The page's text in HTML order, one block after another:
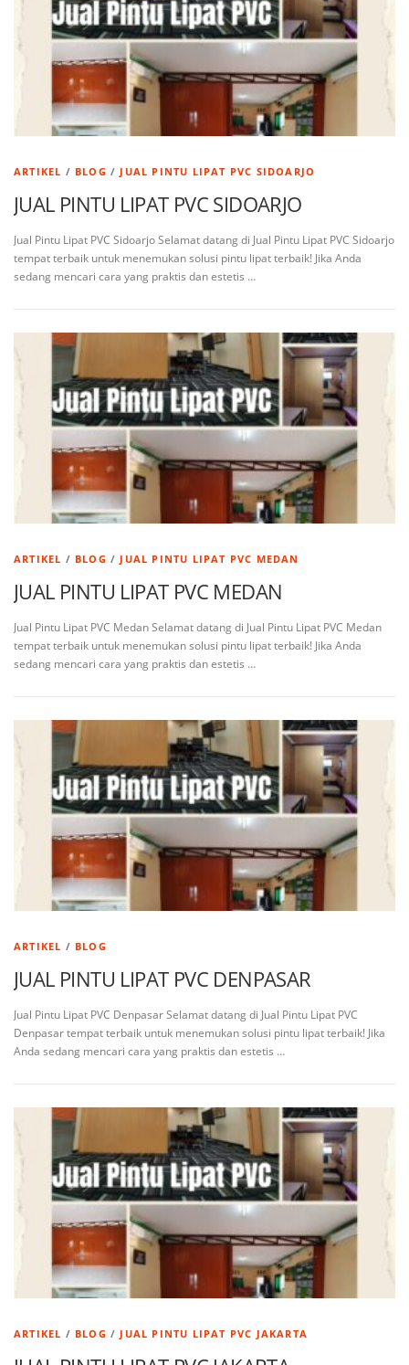
ARTIKEL / BLOG / JUAL PINTU LIPAT PVC SIDOARJO
JUAL PINTU LIPAT PVC SIDOARJO
Jual Pintu Lipat PVC Sidoarjo Selamat datang di Jual Pintu Lipat PVC Sidoarjo
tempat terbaik untuk menemukan solusi pintu lipat terbaik! Jika Anda
sedang mencari cara yang praktis dan estetis …
ARTIKEL / BLOG / JUAL PINTU LIPAT PVC MEDAN
JUAL PINTU LIPAT PVC MEDAN
Jual Pintu Lipat PVC Medan Selamat datang di Jual Pintu Lipat PVC Medan
tempat terbaik untuk menemukan solusi pintu lipat terbaik! Jika Anda
sedang mencari cara yang praktis dan estetis …
ARTIKEL / BLOG
JUAL PINTU LIPAT PVC DENPASAR
Jual Pintu Lipat PVC Denpasar Selamat datang di Jual Pintu Lipat PVC
Denpasar tempat terbaik untuk menemukan solusi pintu lipat terbaik! Jika
Anda sedang mencari cara yang praktis dan estetis …
ARTIKEL / BLOG / JUAL PINTU LIPAT PVC JAKARTA